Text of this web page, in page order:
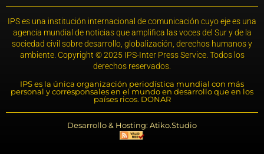
IPS es una institución internacional de comunicación cuyo eje es una
agencia mundial de noticias que amplifica las voces del Sur y de la
sociedad civil sobre desarrollo, globalización, derechos humanos y
ambiente. Copyright © 2025 IPS-Inter Press Service. Todos los
derechos reservados.
IPS es la única organización periodística mundial con más
personal y corresponsales en el mundo en desarrollo que en los
países ricos. DONAR
Desarrollo & Hosting: Atiko.Studio